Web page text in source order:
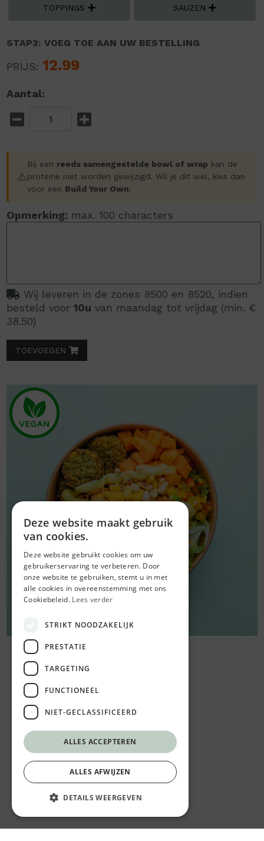
TOPPINGS SAUZEN
STAP3: VOEG TOE AAN UW BESTELLING
PRIJS: 12.99
Aantal:
⚠️
Bij een reeds samengestelde bowl of wrap kan de
proteïne niet worden gewijzigd. Wil je dit wel, kies dan
voor een Build Your Own.
Opmerking: max. 100 characters
Wij leveren in de zones 8500 en 8520, indien
besteld voor10u van maandag tot vrijdag (min. €
38.50)
TOEVOEGEN
Deze website maakt gebruik
van cookies.
Deze website gebruikt cookies om uw
gebruikerservaring te verbeteren. Door
onze website te gebruiken, stemt u in met
alle cookies in overeenstemming met ons
Cookiebeleid. Lees verder
STRIKT NOODZAKELIJK
PRESTATIE
TARGETING
FUNCTIONEEL
NIET-GECLASSIFICEERD
ALLES ACCEPTEREN
ALLES AFWIJZEN
DETAILS WEERGEVEN